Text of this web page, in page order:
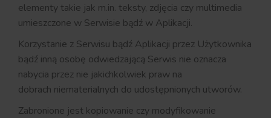
elementy takie jak m.in. teksty, zdjęcia czy multimedia
umieszczone w Serwisie bądź w Aplikacji.
Korzystanie z Serwisu bądź Aplikacji przez Użytkownika
bądź inną osobę odwiedzającą Serwis nie oznacza
nabycia przez nie jakichkolwiek praw na
dobrach niematerialnych do udostępnionych utworów.
Zabronione jest kopiowanie czy modyfikowanie